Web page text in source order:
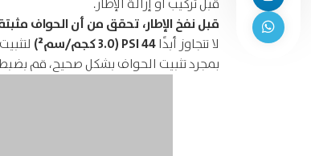
قبل تركيب أو إزالة الإطار.
قبل نفخ الإطار، تحقق من أن الحواف
لا تتجاوز أبدًا 44 PSI (3.0 كجم/سم²)
بمجرد تثبيت الحواف بشكل صحيح، قم